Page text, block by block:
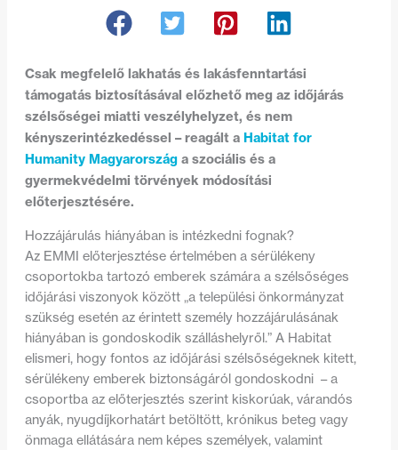
Csak megfelelő lakhatás és lakásfenntartási
támogatás biztosításával előzhető meg az időjárás
szélsőségei miatti veszélyhelyzet, és nem
kényszerintézkedéssel – reagált a Habitat for
Humanity Magyarországa szociális és a
gyermekvédelmi törvények módosítási
előterjesztésére.
Hozzájárulás hiányában is intézkedni fognak?
Az EMMI előterjesztése értelmében a sérülékeny
csoportokba tartozó emberek számára a szélsőséges
időjárási viszonyok között „a települési önkormányzat
szükség esetén az érintett személy hozzájárulásának
hiányában is gondoskodik szálláshelyről.” A Habitat
elismeri, hogy fontos az időjárási szélsőségeknek kitett,
sérülékeny emberek biztonságáról gondoskodni – a
csoportba az előterjesztés szerint kiskorúak, várandós
anyák, nyugdíjkorhatárt betöltött, krónikus beteg vagy
önmaga ellátására nem képes személyek, valamint